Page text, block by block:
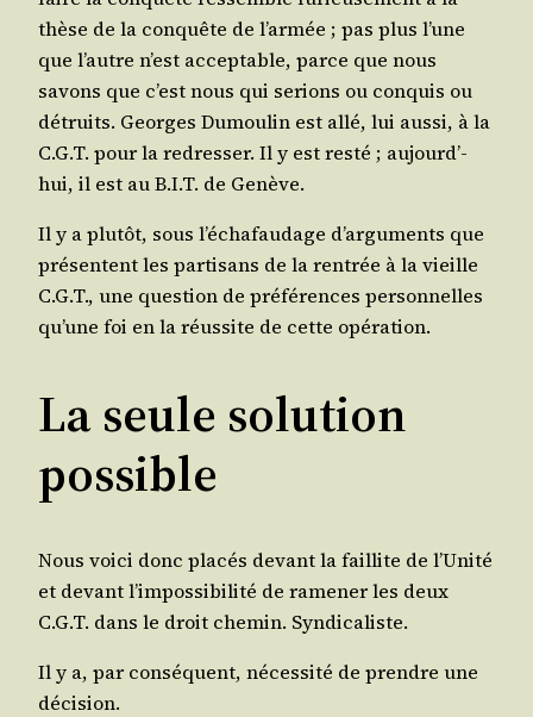
thèse de la conquête de l’ar­mée ; pas plus l’une
que l’autre n’est accep­table, parce que nous
savons que c’est nous qui serions ou conquis ou
détruits. Georges Dumou­lin est allé, lui aus­si, à la
C.G.T. pour la redres­ser. Il y est res­té ; aujourd’­
hui, il est au B.I.T. de Genève.
Il y a plu­tôt, sous l’é­cha­fau­dage d’ar­gu­ments que
pré­sentent les par­ti­sans de la ren­trée à la vieille
C.G.T., une ques­tion de pré­fé­rences per­son­nelles
qu’une foi en la réus­site de cette opération.
La seule solution
possible
Nous voi­ci donc pla­cés devant la faillite de l’U­ni­té
et devant l’im­pos­si­bi­li­té de rame­ner les deux
C.G.T. dans le droit che­min. Syndicaliste.
Il y a, par consé­quent, néces­si­té de prendre une
décision.